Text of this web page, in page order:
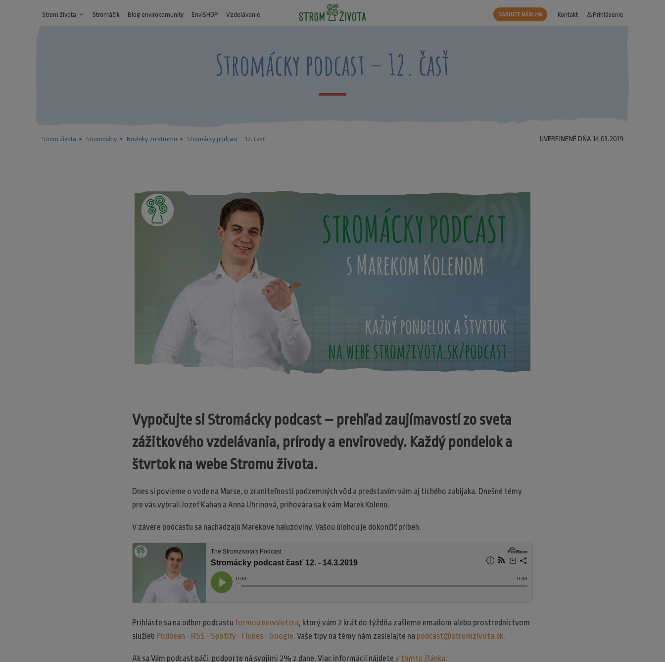
Strom života expand_more Stromáčik Blog envirokomunity EnviSHOP Vzdelávanie DARUJTE NÁM 2% Kontakt person_outline Prihlásenie
Stromácky podcast – 12. časť
Strom života Stromoviny Novinky zo stromu Stromácky podcast – 12. časť UVEREJNENÉ DŇA 14.03.2019
Vypočujte si Stromácky podcast – prehľad zaujímavostí zo sveta
zážitkového vzdelávania, prírody a envirovedy. Každý pondelok a
štvrtok na webe Stromu života.
Dnes si povieme o vode na Marse, o zraniteľnosti podzemných vôd a predstavím vám aj tichého zabijaka. Dnešné témy
pre vás vybrali Jozef Kahan a Anna Uhrinová, prihovára sa k vám Marek Koleno.
V závere podcastu sa nachádzajú Marekove haluzoviny. Vašou úlohou je dokončiť príbeh.
Prihláste sa na odber podcastu formou newslettra, ktorý vám 2 krát do týždňa zašleme emailom alebo prostredníctvom
služieb Podbean - RSS - Spotify - iTunes - Google. Vaše tipy na témy nám zasielajte na podcast@stromzivota.sk.
Ak sa Vám podcast páči, podporte ná svojimi 2% z dane. Viac informácií nájdete v tomto článku.